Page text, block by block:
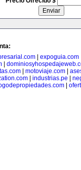
expoguia.com
|
motoviaje.com
| industrias.pe